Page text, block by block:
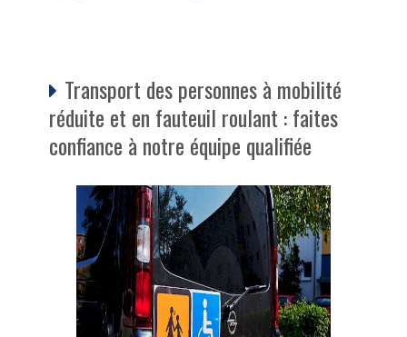
Transport des personnes à mobilité
réduite et en fauteuil roulant : faites
confiance à notre équipe qualifiée